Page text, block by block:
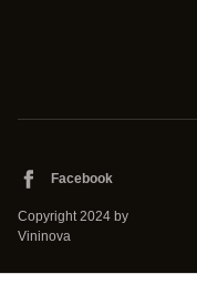
Copyright 2024 by
Vininova
Facebook